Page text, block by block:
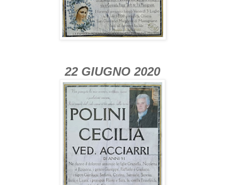
22 GIUGNO 2020